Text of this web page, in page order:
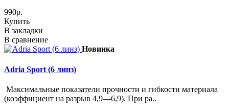
990р.
Купить
В закладки
В сравнение
Новинка
Adria Sport (6 линз)
Максимальные показатели прочности и гибкости материала
(коэффициент на разрыв 4,9—6,9). При ра..